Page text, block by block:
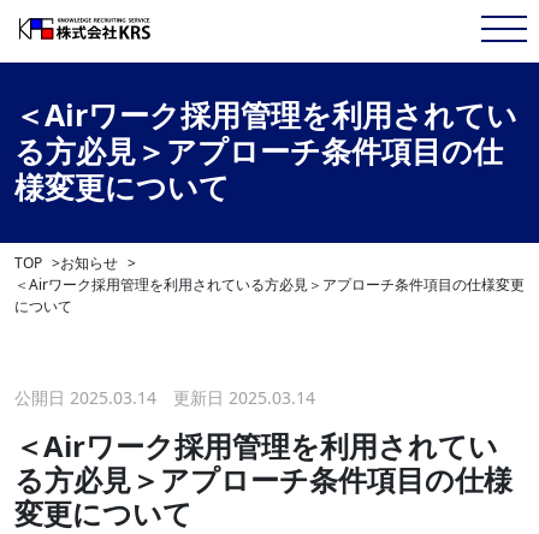
＜Airワーク採用管理を利用されてい
る方必見＞アプローチ条件項目の仕
様変更について
TOP
お知らせ
＜Airワーク採用管理を利用されている方必見＞アプローチ条件項目の仕様変更
について
公開日 2025.03.14 更新日 2025.03.14
＜Airワーク採用管理を利用されてい
る方必見＞アプローチ条件項目の仕様
変更について